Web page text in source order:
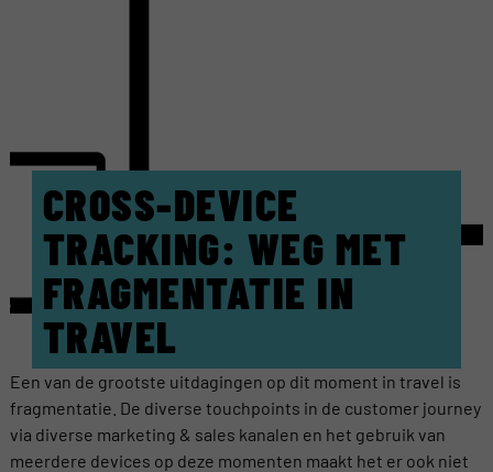
CROSS-DEVICE
TRACKING: WEG MET
FRAGMENTATIE IN
TRAVEL
Een van de grootste uitdagingen op dit moment in travel is
fragmentatie. De diverse touchpoints in de customer journey
via diverse marketing & sales kanalen en het gebruik van
meerdere devices op deze momenten maakt het er ook niet